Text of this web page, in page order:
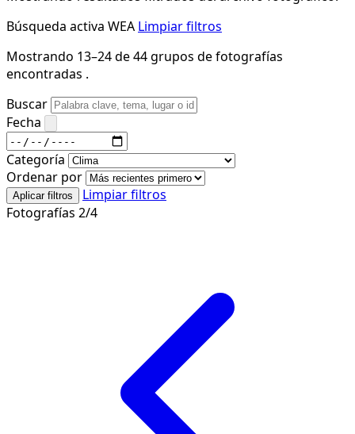
Búsqueda activa WEA Limpiar filtros
Mostrando 13–24 de 44 grupos de fotografías
encontradas .
Buscar
Fecha
Categoría
Ordenar por
Aplicar filtros
Limpiar filtros
Fotografías 2/4